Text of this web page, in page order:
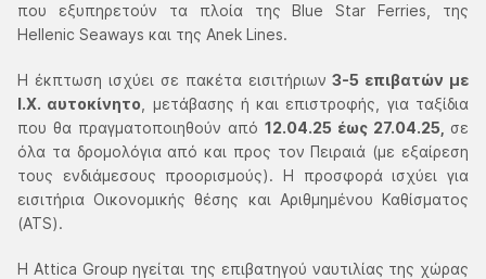
που εξυπηρετούν τα πλοία της Blue Star Ferries, της
Hellenic Seaways και της Αnek Lines.
H έκπτωση ισχύει σε πακέτα εισιτήριων 3-5 επιβατών με
Ι.Χ. αυτοκίνητο , μετάβασης ή και επιστροφής, για ταξίδια
που θα πραγματοποιηθούν από 12.04.25 έως 27.04.25, σε
όλα τα δρομολόγια από και προς τον Πειραιά (με εξαίρεση
τους ενδιάμεσους προορισμούς). Η προσφορά ισχύει για
εισιτήρια Οικονομικής θέσης και Αριθμημένου Καθίσματος
(ATS).
Η Attica Group ηγείται της επιβατηγού ναυτιλίας της χώρας